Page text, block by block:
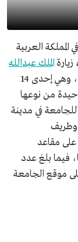
العربية
الملك عبدالله
لمنطقة الحدود الشمالية، وهي إحدى 14
من نوعها
للجامعة في مدينة
وطريف
طالبًا وطالبة على مقاعد
هيئة تدريس، و697 موظفًا، فيما بلغ عدد
على موقع الجامعة